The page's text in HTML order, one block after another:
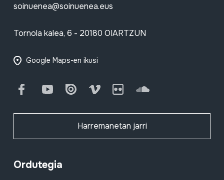
soinuenea@soinuenea.eus
Tornola kalea, 6 - 20180 OIARTZUN
Google Maps-en ikusi
FacebookYoutube Issuu Vimeo Flickr SoundCloud
Harremanetan jarri
Ordutegia